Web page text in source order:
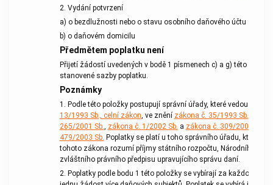
2. Vydání potvrzení
a) o bezdlužnosti nebo o stavu osobního daňového účtu
b) o daňovém domicilu
Předmětem poplatku není
Přijetí žádostí uvedených v bodě 1 písmenech c) a g) této
stanovené sazby poplatku.
Poznámky
1. Podle této položky postupují správní úřady, které vedou
13/1993 Sb., celní zákon, ve znění zákona č. 35/1993 Sb.
265/2001 Sb., zákona č. 1/2002 Sb. a zákona č. 309/2002 Sb.
479/2003 Sb. Poplatkyse platí u toho správního úřadu, který je
tohoto zákona rozumí příjmy státního rozpočtu, Národního
zvláštního právního předpisu upravujícího správu daní.
2. Poplatkypodle bodu 1 této položky se vybírají za každou